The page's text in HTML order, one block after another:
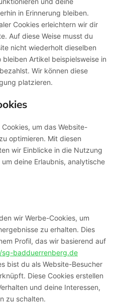
in Erinnerung bleiben.
Cookies erleichtern wir dir
Auf diese Weise musst du
nicht wiederholt dieselben
Artikel beispielsweise in
Wir können diese
platzieren.
um das Website-
optimieren. Mit diesen
wir Einblicke in die Nutzung
deine Erlaubnis, analytische
wir Werbe-Cookies, um
zu erhalten. Dies
Profil, das wir basierend auf
badduerrenberg.de
bist du als Website-Besucher
Diese Cookies erstellen
und deine Interessen,
zu schalten.